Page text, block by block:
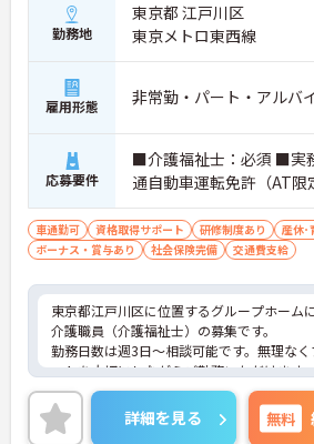
勤務地
東京都 江戸川区
東京メトロ東西線
雇用形態 非常勤・パート・アルバ
応募要件
■介護福祉士：必須 ■実
通自動車運転免許（AT限
車通勤可 資格取得サポート 研修制度あり
産休･
ボーナス・賞与あり
社会保険完備 交通費支給
東京都江戸川区に位置するグループホーム
介護職員（介護福祉士）の募集です。
勤務日数は週3日～相談可能です。無理なく
ートを大切にしながらご勤務いただけます
ご興味のある方には、面接対策ポイントな
に詳細をご案内しますのでお気軽にご相談
い！
詳細を見る 無料